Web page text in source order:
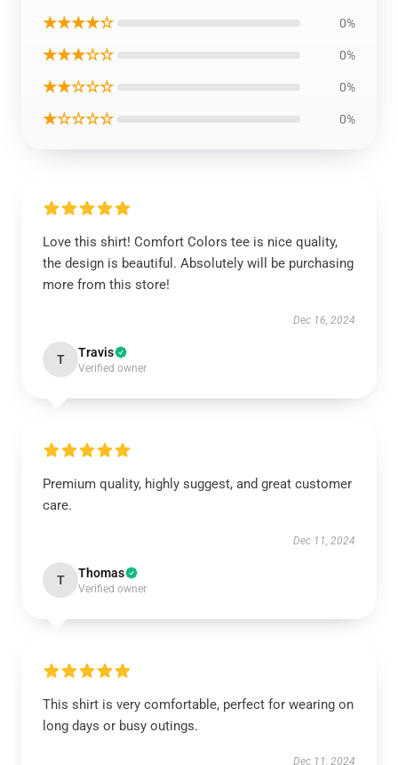
★★★★☆ 0%
★★★☆☆ 0%
★★☆☆☆ 0%
★☆☆☆☆ 0%
Love this shirt! Comfort Colors tee is nice quality,
the design is beautiful. Absolutely will be purchasing
more from this store!
Dec 16, 2024
T Travis
Verified owner
Premium quality, highly suggest, and great customer
care.
Dec 11, 2024
T Thomas
Verified owner
This shirt is very comfortable, perfect for wearing on
long days or busy outings.
Dec 11, 2024